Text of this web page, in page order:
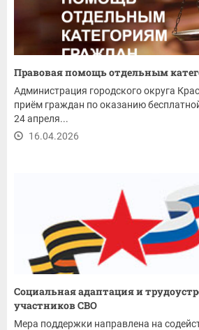
Правовая помощь отдельным
Администрация городского округа
приём граждан по оказанию
24 апреля...
16.04.2026
Социальная адаптация и
участников СВО
Мера поддержки направлена на